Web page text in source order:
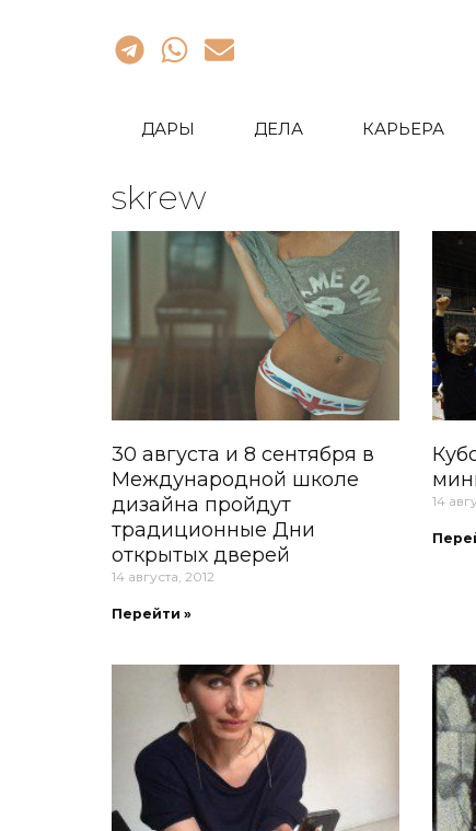
ДАРЫ ДЕЛА КАРЬЕРА
skrew
30 августа и 8 сентября в
Международной школе
дизайна пройдут
традиционные Дни
открытых дверей
14 августа, 2012
Перейти »
14